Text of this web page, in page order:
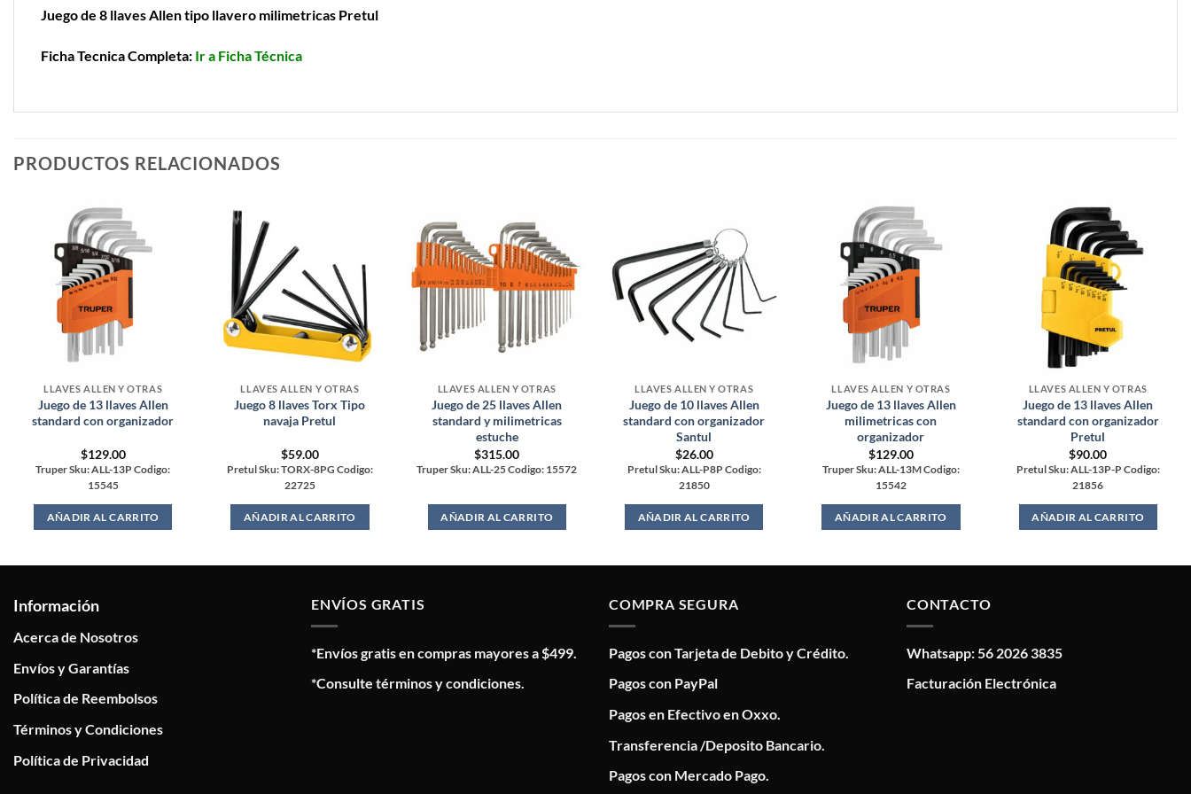
Juego de 8 llaves Allen tipo llavero milimetricas Pretul
Ficha Tecnica Completa: Ir a Ficha Técnica
PRODUCTOS RELACIONADOS
LLAVES ALLEN Y OTRAS
Juego de 13 llaves Allen
standard con organizador
$129.00
Truper Sku: ALL-13P Codigo:
15545
AÑADIR AL CARRITO
LLAVES ALLEN Y OTRAS
Juego 8 llaves Torx Tipo
navaja Pretul
$59.00
Pretul Sku: TORX-8PG Codigo:
22725
AÑADIR AL CARRITO
LLAVES ALLEN Y OTRAS
Juego de 25 llaves Allen
standard y milimetricas
estuche
$315.00
Truper Sku: ALL-25 Codigo: 15572
AÑADIR AL CARRITO
LLAVES ALLEN Y OTRAS
Juego de 10 llaves Allen
standard con organizador
Santul
$26.00
Pretul Sku: ALL-P8P Codigo:
21850
AÑADIR AL CARRITO
LLAVES ALLEN Y OTRAS
Juego de 13 llaves Allen
milimetricas con
organizador
$129.00
Truper Sku: ALL-13M Codigo:
15542
AÑADIR AL CARRITO
LLAVES ALLEN Y OTRAS
Juego de 13 llaves Allen
standard con organizador
Pretul
$90.00
Pretul Sku: ALL-13P-P Codigo:
21856
AÑADIR AL CARRITO
Información
Acerca de Nosotros
Envíos y Garantías
Política de Reembolsos
Términos y Condiciones
Política de Privacidad
ENVÍOS GRATIS
*Envíos gratis en compras mayores a $499.
*Consulte términos y condiciones.
COMPRA SEGURA
Pagos con Tarjeta de Debito y Crédito.
Pagos con PayPal
Pagos en Efectivo en Oxxo.
Transferencia /Deposito Bancario.
Pagos con Mercado Pago.
CONTACTO
Whatsapp: 56 2026 3835
Facturación Electrónica